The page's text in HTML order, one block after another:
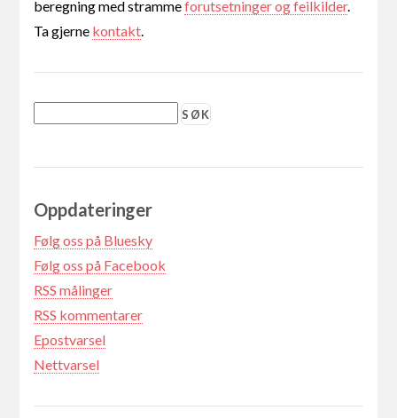
beregning med strammeforutsetninger og feilkilder.
Ta gjerne kontakt.
Oppdateringer
Følg oss på Bluesky
Følg oss på Facebook
RSS målinger
RSS kommentarer
Epostvarsel
Nettvarsel